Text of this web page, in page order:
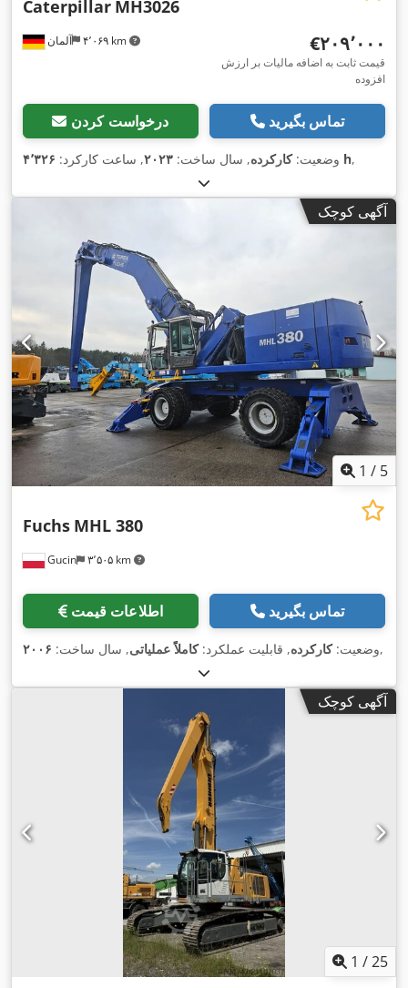
آلمان ۴٬۰۶۹ km
Caterpillar MH3026
‎€۲۰۹٬۰۰۰
قیمت ثابت به اضافه مالیات بر ارزش
افزوده
درخواست کردن تماس بگیرید
وضعیت:کارکرده, سال ساخت: ۲۰۲۳, ساعت کارکرد: ۴٬۳۲۶ h,
آگهی کوچک
1 / 5
Gucin ۳٬۵۰۵ km
Fuchs MHL 380
اطلاعات قیمت تماس بگیرید
وضعیت:کارکرده, قابلیت عملکرد:کاملاً عملیاتی, سال ساخت: ۲۰۰۶ ,
آگهی کوچک
1 /25